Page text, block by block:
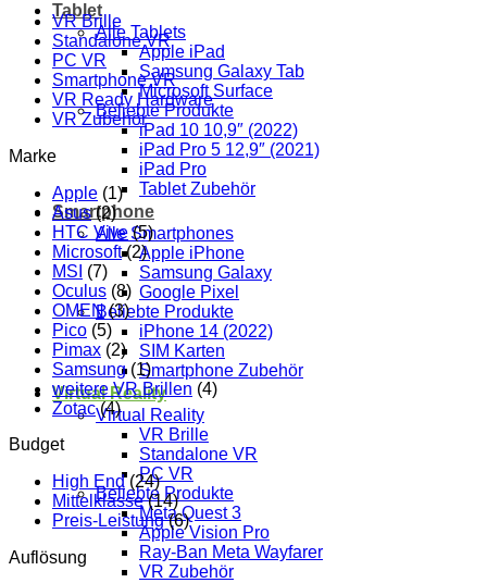
Tablet
Alle Tablets
Apple iPad
Samsung Galaxy Tab
Microsoft Surface
Beliebte Produkte
iPad 10 10,9″ (2022)
iPad Pro 5 12,9″ (2021)
iPad Pro
Tablet Zubehör
Smartphone
Alle Smartphones
Apple iPhone
Samsung Galaxy
Google Pixel
Beliebte Produkte
iPhone 14 (2022)
SIM Karten
Smartphone Zubehör
Virtual Reality
Virtual Reality
VR Brille
Standalone VR
PC VR
Beliebte Produkte
Meta Quest 3
Apple Vision Pro
Ray-Ban Meta Wayfarer
VR Zubehör
VR Brille
Standalone VR
PC VR
Smartphone VR
VR Ready Hardware
VR Zubehör
Marke
Apple (1)
Asus (2)
HTC Vive (5)
Microsoft (2)
MSI (7)
Oculus (8)
OMEN (3)
Pico (5)
Pimax (2)
Samsung (1)
weitere VR Brillen (4)
Zotac (4)
Budget
High End (24)
Mittelklasse (14)
Preis-Leistung (6)
Auflösung